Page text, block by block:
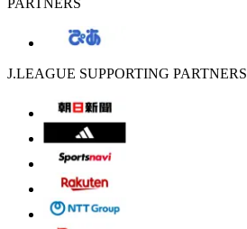
PARTNERS
J.LEAGUE SUPPORTING PARTNERS